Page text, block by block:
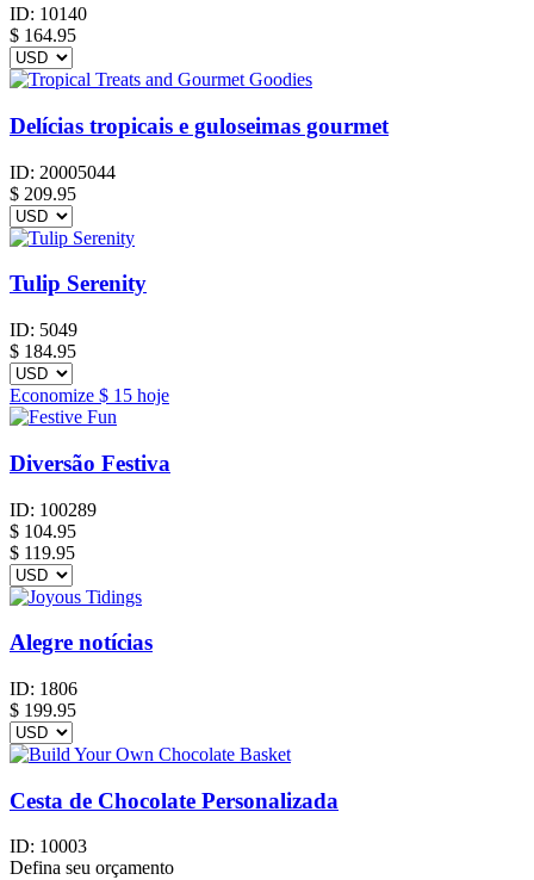
ID: 10140
$ 164.95
Delícias tropicais e guloseimas gourmet
ID: 20005044
$ 209.95
Tulip Serenity
ID: 5049
$ 184.95
Economize $ 15 hoje
Diversão Festiva
ID: 100289
$ 104.95
$ 119.95
Alegre notícias
ID: 1806
$ 199.95
Cesta de Chocolate Personalizada
ID: 10003
Defina seu orçamento